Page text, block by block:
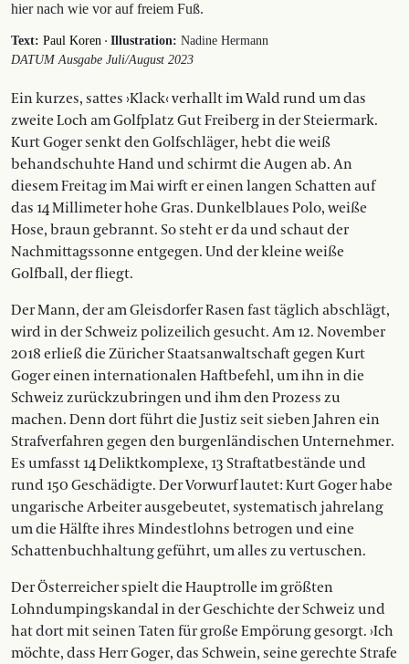
hier nach wie vor auf freiem Fuß.
Text: Paul Koren · Illustration: Nadine Hermann
DATUM Ausgabe Juli/August 2023
Ein kurzes, sattes ›Klack‹ verhallt im Wald rund um das
zweite Loch am Golfplatz Gut Freiberg in der Steiermark.
Kurt Goger senkt den Golfschläger, hebt die weiß
behandschuhte Hand und schirmt die Augen ab. An
diesem Freitag im Mai wirft er einen langen Schatten auf
das 14 Millimeter hohe Gras. Dunkelblaues Polo, weiße
Hose, braun gebrannt. So steht er da und schaut der
Nachmittagssonne entgegen. Und der kleine weiße
Golfball, der fliegt.
Der Mann, der am Gleisdorfer Rasen fast täglich abschlägt,
wird in der Schweiz polizeilich gesucht. Am 12. November
2018 erließ die Züricher Staatsanwaltschaft gegen Kurt
Goger einen internationalen Haftbefehl, um ihn in die
Schweiz zurückzubringen und ihm den Prozess zu
machen. Denn dort führt die Justiz seit sieben Jahren ein
Strafverfahren gegen den burgenländischen Unternehmer.
Es umfasst 14 Deliktkomplexe, 13 Straftatbestände und
rund 150 Geschädigte. Der Vorwurf lautet: Kurt Goger habe
ungarische Arbeiter ausgebeutet, systematisch jahrelang
um die Hälfte ihres Mindestlohns betrogen und eine
Schattenbuchhaltung geführt, um alles zu vertuschen.
Der Österreicher spielt die Hauptrolle im größten
Lohndumpingskandal in der Geschichte der Schweiz und
hat dort mit seinen Taten für große Empörung gesorgt. ›Ich
möchte, dass Herr Goger, das Schwein, seine gerechte Strafe